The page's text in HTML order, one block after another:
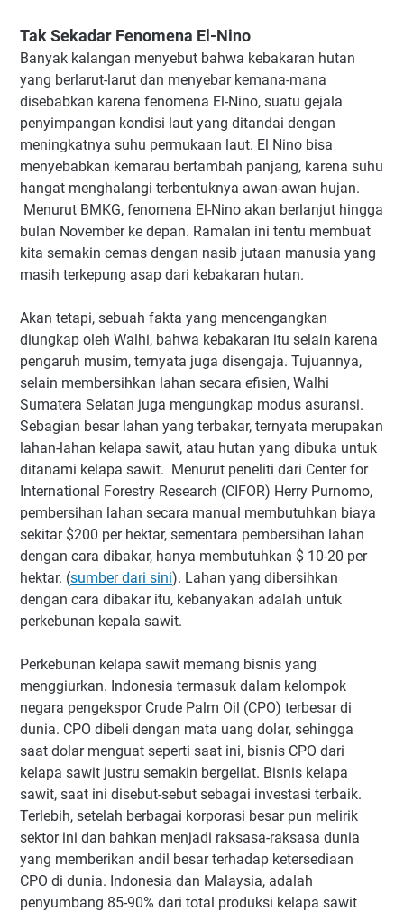
Tak Sekadar Fenomena El-Nino
Banyak kalangan menyebut bahwa kebakaran hutan
yang berlarut-larut dan menyebar kemana-mana
disebabkan karena fenomena El-Nino, suatu gejala
penyimpangan kondisi laut yang ditandai dengan
meningkatnya suhu permukaan laut. El Nino bisa
menyebabkan kemarau bertambah panjang, karena suhu
hangat menghalangi terbentuknya awan-awan hujan.
Menurut BMKG, fenomena El-Nino akan berlanjut hingga
bulan November ke depan. Ramalan ini tentu membuat
kita semakin cemas dengan nasib jutaan manusia yang
masih terkepung asap dari kebakaran hutan.
Akan tetapi, sebuah fakta yang mencengangkan
diungkap oleh Walhi, bahwa kebakaran itu selain karena
pengaruh musim, ternyata juga disengaja. Tujuannya,
selain membersihkan lahan secara efisien, Walhi
Sumatera Selatan juga mengungkap modus asuransi.
Sebagian besar lahan yang terbakar, ternyata merupakan
lahan-lahan kelapa sawit, atau hutan yang dibuka untuk
ditanami kelapa sawit. Menurut peneliti dari Center for
International Forestry Research (CIFOR) Herry Purnomo,
pembersihan lahan secara manual membutuhkan biaya
sekitar $200 per hektar, sementara pembersihan lahan
dengan cara dibakar, hanya membutuhkan $ 10-20 per
hektar. (sumber dari sini). Lahan yang dibersihkan
dengan cara dibakar itu, kebanyakan adalah untuk
perkebunan kepala sawit.
Perkebunan kelapa sawit memang bisnis yang
menggiurkan. Indonesia termasuk dalam kelompok
negara pengekspor Crude Palm Oil (CPO) terbesar di
dunia. CPO dibeli dengan mata uang dolar, sehingga
saat dolar menguat seperti saat ini, bisnis CPO dari
kelapa sawit justru semakin bergeliat. Bisnis kelapa
sawit, saat ini disebut-sebut sebagai investasi terbaik.
Terlebih, setelah berbagai korporasi besar pun melirik
sektor ini dan bahkan menjadi raksasa-raksasa dunia
yang memberikan andil besar terhadap ketersediaan
CPO di dunia. Indonesia dan Malaysia, adalah
penyumbang 85-90% dari total produksi kelapa sawit